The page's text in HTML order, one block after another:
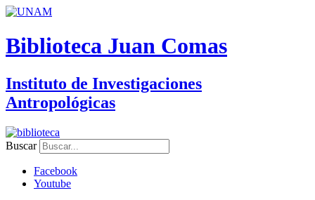
Biblioteca Juan Comas
Instituto de Investigaciones
Antropológicas
Buscar
Facebook
Youtube